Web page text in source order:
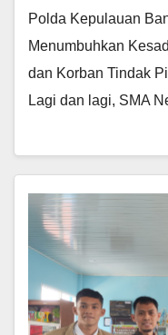
Polda Kepulauan
Menumbuhkan
dan Korban Tindak
Lagi dan lagi, SMA